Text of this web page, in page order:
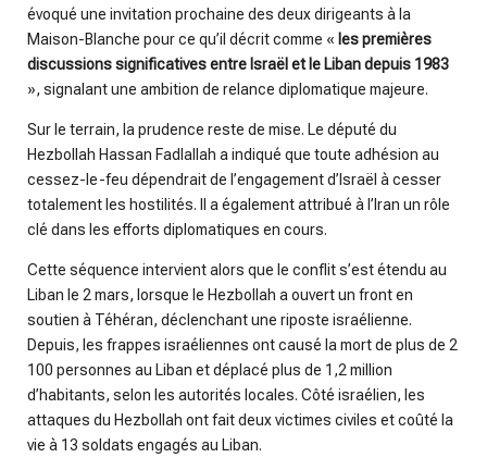
évoqué une invitation prochaine des deux dirigeants à la
Maison-Blanche pour ce qu’il décrit comme « les premières
discussions significatives entre Israël et le Libandepuis 1983
», signalant une ambition de relance diplomatique majeure.
Sur le terrain, la prudence reste de mise. Le député du
Hezbollah Hassan Fadlallah a indiqué que toute adhésion au
cessez-le-feu dépendrait de l’engagement d’Israël à cesser
totalement les hostilités. Il a également attribué à l’Iran un rôle
clé dans les efforts diplomatiques en cours.
Cette séquence intervient alors que le conflit s’est étendu au
Liban le 2 mars, lorsque le Hezbollah a ouvert un front en
soutien à Téhéran, déclenchant une riposte israélienne.
Depuis, les frappes israéliennes ont causé la mort de plus de 2
100 personnes au Liban et déplacé plus de 1,2 million
d’habitants, selon les autorités locales. Côté israélien, les
attaques du Hezbollah ont fait deux victimes civiles et coûté la
vie à 13 soldats engagés au Liban.